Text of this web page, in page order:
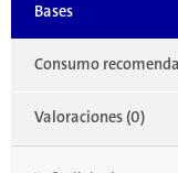
Bases
Consumo
Valoraciones (0)